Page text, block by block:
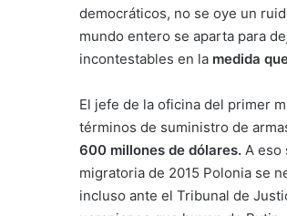
democráticos, no se oye un
mundo entero se aparta para
incontestables en la medida
El jefe de la oficina del primer
términos de suministro de
600 millones de dólares. A eso
migratoria de 2015 Polonia se
incluso ante el Tribunal de